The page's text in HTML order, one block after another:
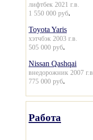
лифтбек 2021 г.в.
1 550 000 руб.
Toyota Yaris
хэтчбэк 2003 г.в.
505 000 руб.
Nissan Qashqai
внедорожник 2007 г.в.
775 000 руб.
Работа